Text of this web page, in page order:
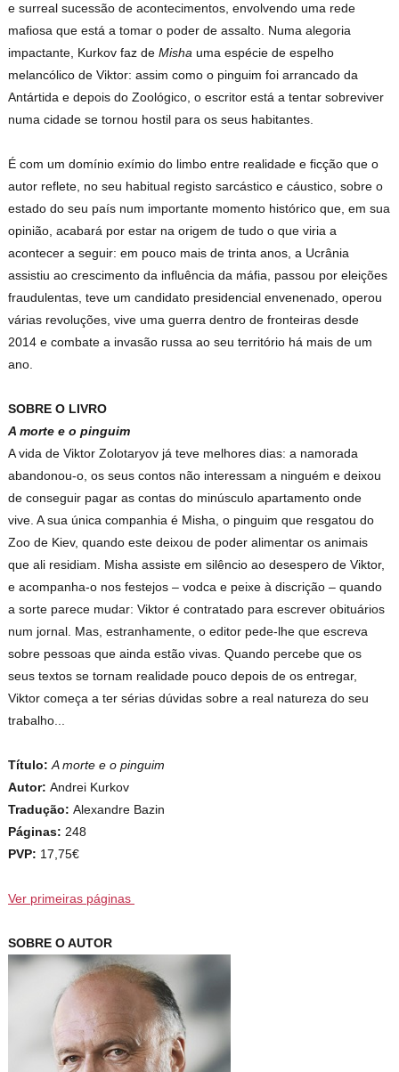
e surreal sucessão de acontecimentos, envolvendo uma rede
mafiosa que está a tomar o poder de assalto. Numa alegoria
impactante, Kurkov faz deMisha uma espécie de espelho
melancólico de Viktor: assim como o pinguim foi arrancado da
Antártida e depois do Zoológico, o escritor está a tentar sobreviver
numa cidade se tornou hostil para os seus habitantes.
É com um domínio exímio do limbo entre realidade e ficção que o
autor reflete, no seu habitual registo sarcástico e cáustico, sobre o
estado do seu país num importante momento histórico que, em sua
opinião, acabará por estar na origem de tudo o que viria a
acontecer a seguir: em pouco mais de trinta anos, a Ucrânia
assistiu ao crescimento da influência da máfia, passou por eleições
fraudulentas, teve um candidato presidencial envenenado, operou
várias revoluções, vive uma guerra dentro de fronteiras desde
2014 e combate a invasão russa ao seu território há mais de um
ano.
SOBRE O LIVRO
A morte e o pinguim
A vida de Viktor Zolotaryov já teve melhores dias: a namorada
abandonou-o, os seus contos não interessam a ninguém e deixou
de conseguir pagar as contas do minúsculo apartamento onde
vive. A sua única companhia é Misha, o pinguim que resgatou do
Zoo de Kiev, quando este deixou de poder alimentar os animais
que ali residiam. Misha assiste em silêncio ao desespero de Viktor,
e acompanha-o nos festejos – vodca e peixe à discrição – quando
a sorte parece mudar: Viktor é contratado para escrever obituários
num jornal. Mas, estranhamente, o editor pede-lhe que escreva
sobre pessoas que ainda estão vivas. Quando percebe que os
seus textos se tornam realidade pouco depois de os entregar,
Viktor começa a ter sérias dúvidas sobre a real natureza do seu
trabalho...
Título:A morte e o pinguim
Autor:Andrei Kurkov
Tradução:Alexandre Bazin
Páginas:248
PVP: 17,75€
Ver primeiras páginas
SOBRE O AUTOR